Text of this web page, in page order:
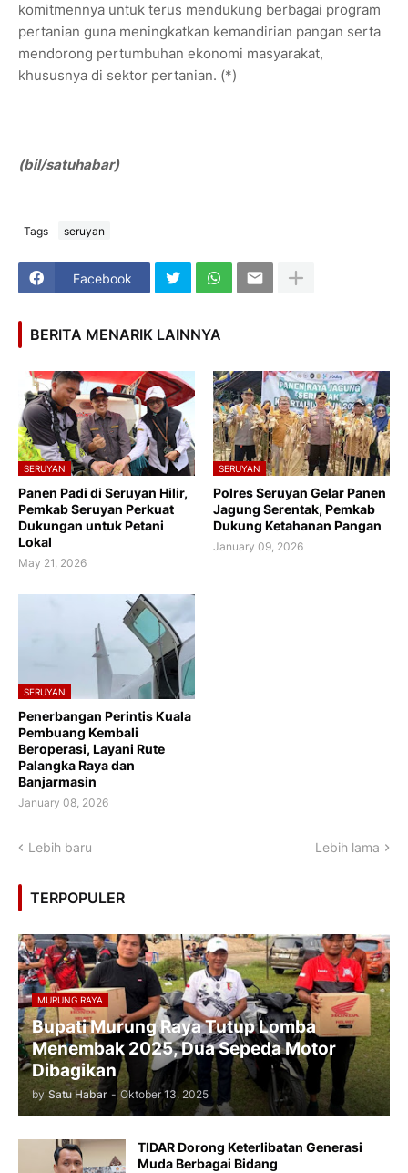
komitmennya untuk terus mendukung berbagai program
pertanian guna meningkatkan kemandirian pangan serta
mendorong pertumbuhan ekonomi masyarakat,
khususnya di sektor pertanian. (*)
(bil/satuhabar)
Tags seruyan
Facebook
BERITA MENARIK LAINNYA
SERUYAN
Panen Padi di Seruyan Hilir,
Pemkab Seruyan Perkuat
Dukungan untuk Petani
Lokal
May 21, 2026
SERUYAN
Polres Seruyan Gelar Panen
Jagung Serentak, Pemkab
Dukung Ketahanan Pangan
January 09, 2026
SERUYAN
Penerbangan Perintis Kuala
Pembuang Kembali
Beroperasi, Layani Rute
Palangka Raya dan
Banjarmasin
January 08, 2026
Lebih baru Lebih lama
TERPOPULER
MURUNG RAYA
Bupati Murung Raya Tutup Lomba
Menembak 2025, Dua Sepeda Motor
Dibagikan
by Satu Habar - Oktober 13, 2025
TIDAR Dorong Keterlibatan Generasi
Muda Berbagai Bidang